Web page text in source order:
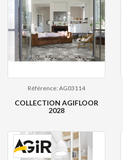
Référence: AG03114
COLLECTION AGIFLOOR
2028